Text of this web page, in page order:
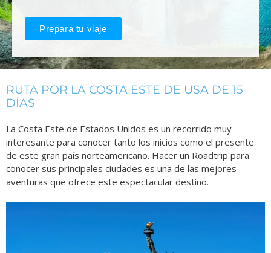
Prepara tu viaje
RUTA POR LA COSTA ESTE DE USA DE 15
DÍAS
La Costa Este de Estados Unidos es un recorrido muy
interesante para conocer tanto los inicios como el presente
de este gran país norteamericano. Hacer un Roadtrip para
conocer sus principales ciudades es una de las mejores
aventuras que ofrece este espectacular destino.